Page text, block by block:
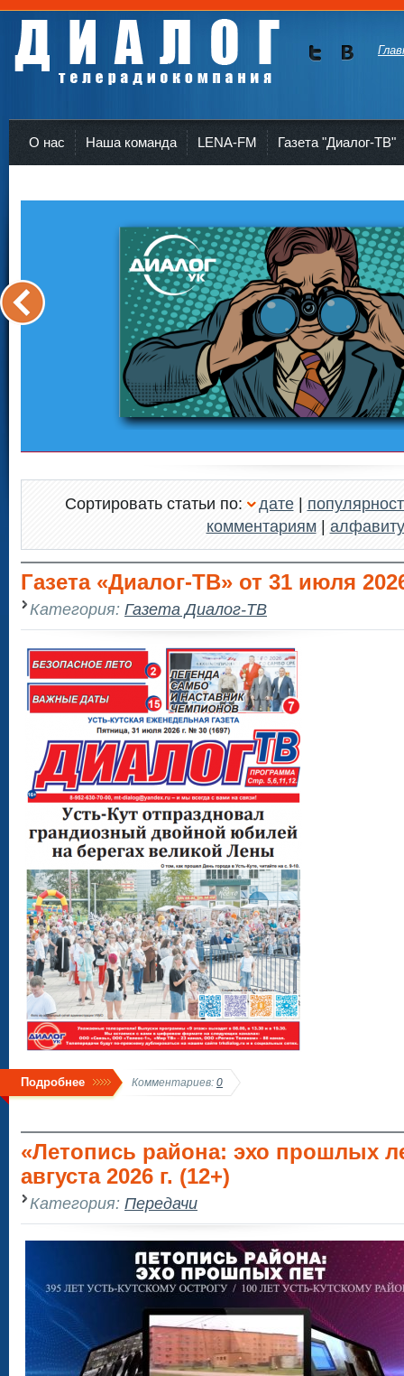
О нас Наша команда LENA-FM Газета "Диалог-ТВ"
Сортировать статьи по: дате|
комментариям| алфавиту
Газета «Диалог-ТВ» от 31 июля
Категория: Газета Диалог-ТВ
Подробнее Комментариев: 0
«Летопись района: эхо прошлых
августа 2026 г. (12+)
Категория: Передачи